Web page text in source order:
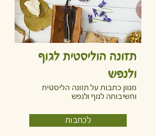
תזונה הוליסטית לגוף
ולנפש
מגוון כתבות על תזונה הליסטית
וחשיבותה לגוף ולנפש
לכתבות